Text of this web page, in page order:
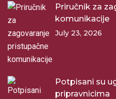
Priručnik za
komunikacije
July 23, 2026
Potpisani su
pripravnicima